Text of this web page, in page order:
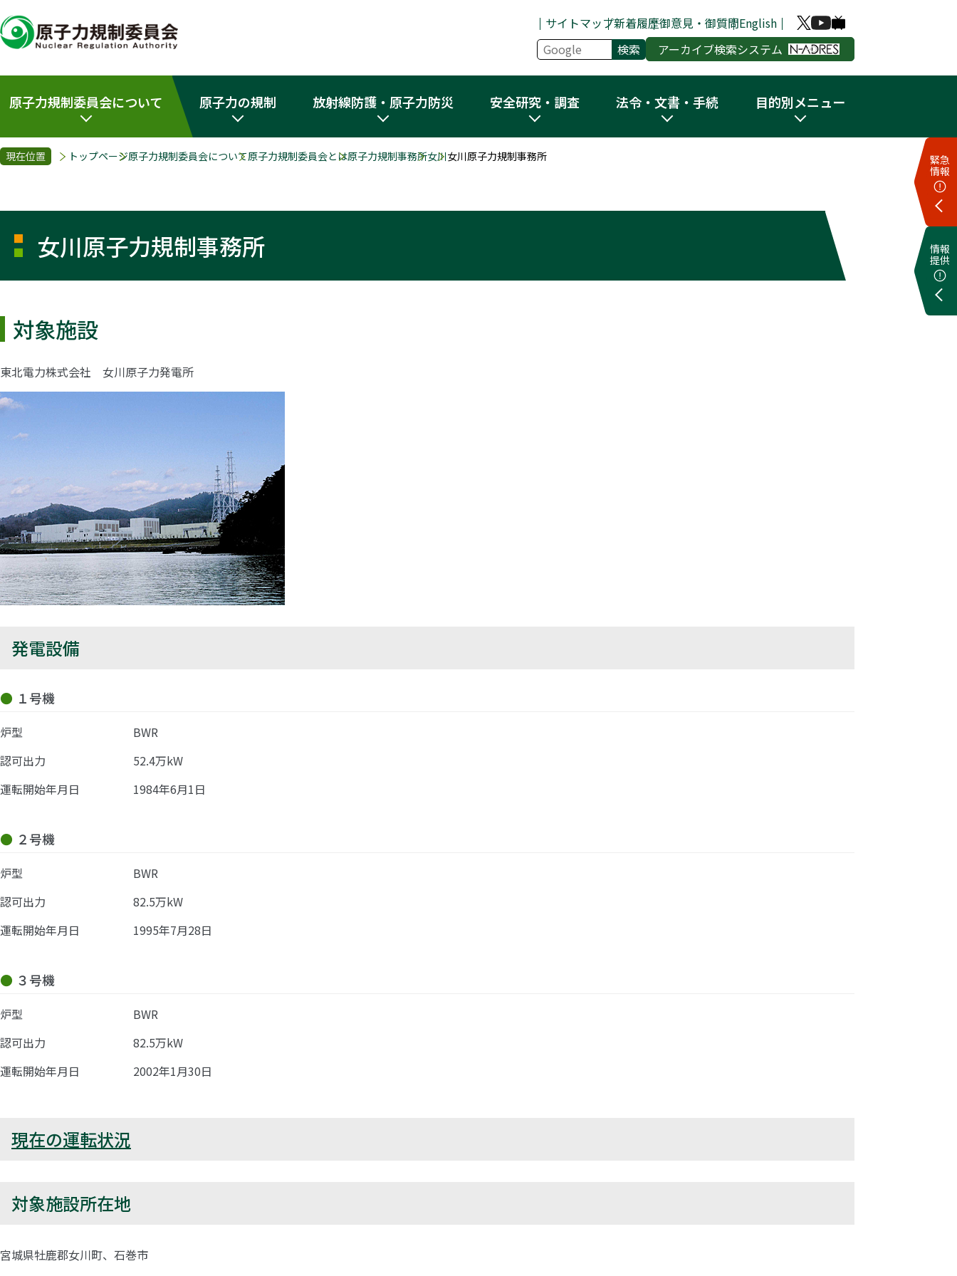
サイトマップ新着履歴御意見・御質問English
アーカイブ検索システム
原子力規制委員会について 原子力の規制 放射線防護・原子力防災 安全研究・調査 法令・文書・手続 目的別メニュー
緊急
情報
情報
提供
現在位置 トップページ原子力規制委員会について原子力規制委員会とは原子力規制事務所女川女川原子力規制事務所
女川原子力規制事務所
対象施設
東北電力株式会社 女川原子力発電所
発電設備
１号機
炉型
BWR
認可出力
52.4万kW
運転開始年月日
1984年6月1日
２号機
炉型
BWR
認可出力
82.5万kW
運転開始年月日
1995年7月28日
３号機
炉型
BWR
認可出力
82.5万kW
運転開始年月日
2002年1月30日
現在の運転状況
対象施設所在地
宮城県牡鹿郡女川町、石巻市